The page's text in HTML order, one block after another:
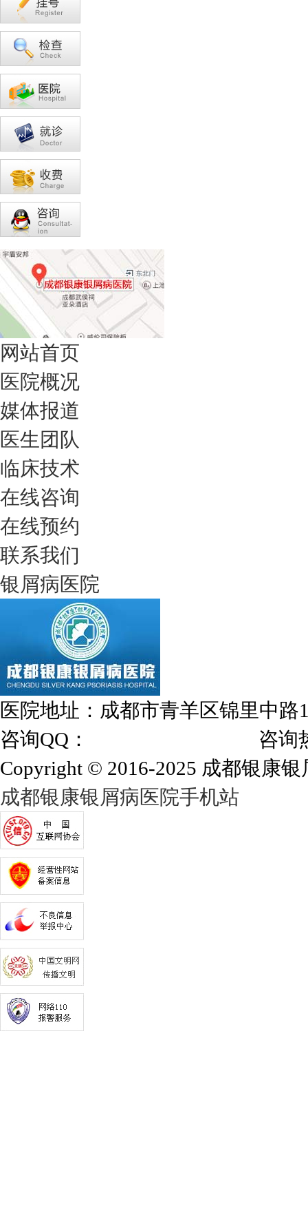
网站首页
医院概况
媒体报道
医生团队
临床技术
在线咨询
在线预约
联系我们
银屑病医院
医院地址：成都市青羊区锦里中
咨询QQ：
咨询热线
Copyright © 2016-2025 成都银康银
成都银康银屑病医院手机站